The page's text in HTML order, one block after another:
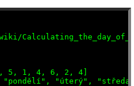
5, 1, 4, 6, 2, 4]
"úterý",